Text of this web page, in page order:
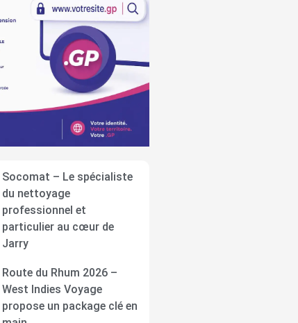
Socomat – Le spécialiste
du nettoyage
professionnel et
particulier au cœur de
Jarry
Route du Rhum 2026 –
West Indies Voyage
propose un package clé en